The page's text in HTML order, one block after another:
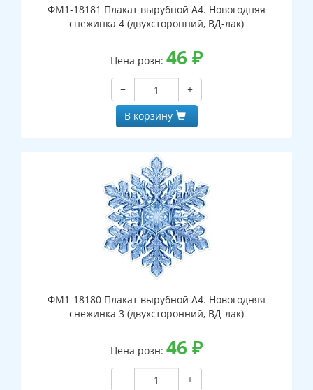
ФМ1-18181 Плакат вырубной А4. Новогодняя
снежинка 4 (двухсторонний, ВД-лак)
Цена розн: 46 ₽
−
+
В корзину
ФМ1-18180 Плакат вырубной А4. Новогодняя
снежинка 3 (двухсторонний, ВД-лак)
Цена розн: 46 ₽
−
+